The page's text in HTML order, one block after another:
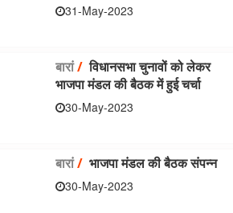
31-May-2023
बारां/विधानसभा चुनावों को लेकर
भाजपा मंडल की बैठक में हुई चर्चा
30-May-2023
बारां/ भाजपा मंडल की बैठक संपन्न
30-May-2023